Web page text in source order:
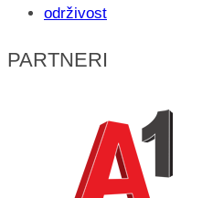
održivost
PARTNERI